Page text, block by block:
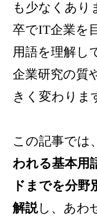
も少なくあり
卒でIT企業を
用語を理解し
企業研究の質
きく変わりま
この記事では
われる基本用
ドまでを分野
解説し、あわ